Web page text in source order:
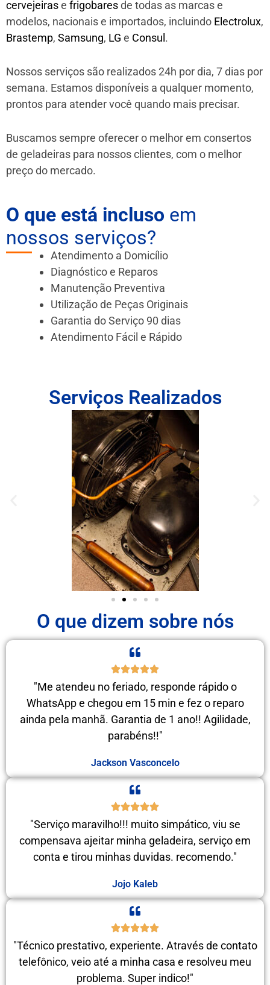
cervejeirase frigobaresde todas as marcas e
modelos, nacionais e importados, incluindo Electrolux,
Brastemp, Samsung, LG e Consul .
Nossos serviços são realizados 24h por dia, 7 dias por
semana. Estamos disponíveis a qualquer momento,
prontos para atender você quando mais precisar.
Buscamos sempre oferecer o melhor em consertos
de geladeiras para nossos clientes, com o melhor
preço do mercado.
O que está incluso em
nossos serviços?
Atendimento a Domicílio
Diagnóstico e Reparos
Manutenção Preventiva
Utilização de Peças Originais
Garantia do Serviço 90 dias
Atendimento Fácil e Rápido
Serviços Realizados
O que dizem sobre nós
"Me atendeu no feriado, responde rápido o
WhatsApp e chegou em 15 min e fez o reparo
ainda pela manhã. Garantia de 1 ano!! Agilidade,
parabéns!!"
Jackson Vasconcelo
"Serviço maravilho!!! muito simpático, viu se
compensava ajeitar minha geladeira, serviço em
conta e tirou minhas duvidas. recomendo."
Jojo Kaleb
"Técnico prestativo, experiente. Através de contato
telefônico, veio até a minha casa e resolveu meu
problema. Super indico!"